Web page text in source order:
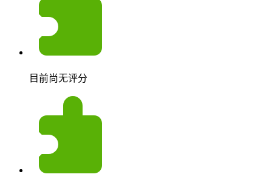
目前尚无评分